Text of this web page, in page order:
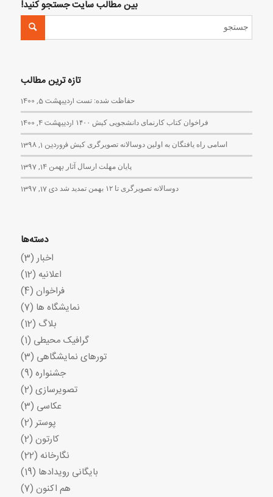
بین مطالب سایت جستجو کنید!
تازه ترین مطالب
حفاظت شده: تست اردیبهشت 5, 1400
فراخوان کتاب کارنمای دانشجویی کیش ۱۴۰۰ اردیبهشت 4, 1400
اسامی راه یافتگان به اولین دوسالانه تصویرگری کیش فروردین 1, 1398
پایان مهلت ارسال آثار بهمن 14, 1397
دوسالانه تصویرگری تا ۱۲ بهمن تمدید شد دی 17, 1397
دسته‌ها
اخبار (3)
اعلانیه (12)
فراخوان (4)
نمایشگاه ها (7)
بلاگ (12)
گرافیک محیطی (1)
تورهای نمایشگاهی (3)
جشنواره (9)
تصویرسازی (2)
عکاسی (3)
پوستر (2)
کارتون (2)
نگارخانه (22)
بایگانی رویدادها (19)
هم اکنون (7)